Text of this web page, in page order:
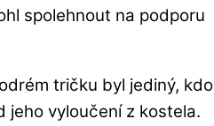
spolehnout na podporu
tričku byl jediný, kdo
jeho vyloučení z kostela.